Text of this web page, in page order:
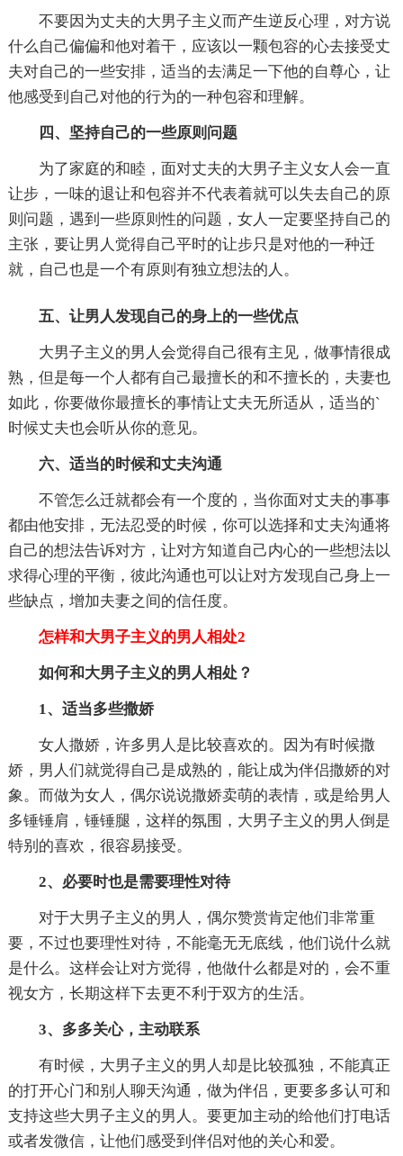
不要因为丈夫的大男子主义而产生逆反心理，对方说
什么自己偏偏和他对着干，应该以一颗包容的心去接受丈
夫对自己的一些安排，适当的去满足一下他的自尊心，让
他感受到自己对他的行为的一种包容和理解。
四、坚持自己的一些原则问题
为了家庭的和睦，面对丈夫的大男子主义女人会一直
让步，一味的退让和包容并不代表着就可以失去自己的原
则问题，遇到一些原则性的问题，女人一定要坚持自己的
主张，要让男人觉得自己平时的让步只是对他的一种迁
就，自己也是一个有原则有独立想法的人。
五、让男人发现自己的身上的一些优点
大男子主义的男人会觉得自己很有主见，做事情很成
熟，但是每一个人都有自己最擅长的和不擅长的，夫妻也
如此，你要做你最擅长的事情让丈夫无所适从，适当的`
时候丈夫也会听从你的意见。
六、适当的时候和丈夫沟通
不管怎么迁就都会有一个度的，当你面对丈夫的事事
都由他安排，无法忍受的时候，你可以选择和丈夫沟通将
自己的想法告诉对方，让对方知道自己内心的一些想法以
求得心理的平衡，彼此沟通也可以让对方发现自己身上一
些缺点，增加夫妻之间的信任度。
怎样和大男子主义的男人相处2
如何和大男子主义的男人相处？
1、适当多些撒娇
女人撒娇，许多男人是比较喜欢的。因为有时候撒
娇，男人们就觉得自己是成熟的，能让成为伴侣撒娇的对
象。而做为女人，偶尔说说撒娇卖萌的表情，或是给男人
多锤锤肩，锤锤腿，这样的氛围，大男子主义的男人倒是
特别的喜欢，很容易接受。
2、必要时也是需要理性对待
对于大男子主义的男人，偶尔赞赏肯定他们非常重
要，不过也要理性对待，不能毫无无底线，他们说什么就
是什么。这样会让对方觉得，他做什么都是对的，会不重
视女方，长期这样下去更不利于双方的生活。
3、多多关心，主动联系
有时候，大男子主义的男人却是比较孤独，不能真正
的打开心门和别人聊天沟通，做为伴侣，更要多多认可和
支持这些大男子主义的男人。要更加主动的给他们打电话
或者发微信，让他们感受到伴侣对他的关心和爱。